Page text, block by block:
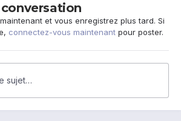
et vous enregistrez plus tard. Si
connectez-vous maintenant pour poster.
sujet…